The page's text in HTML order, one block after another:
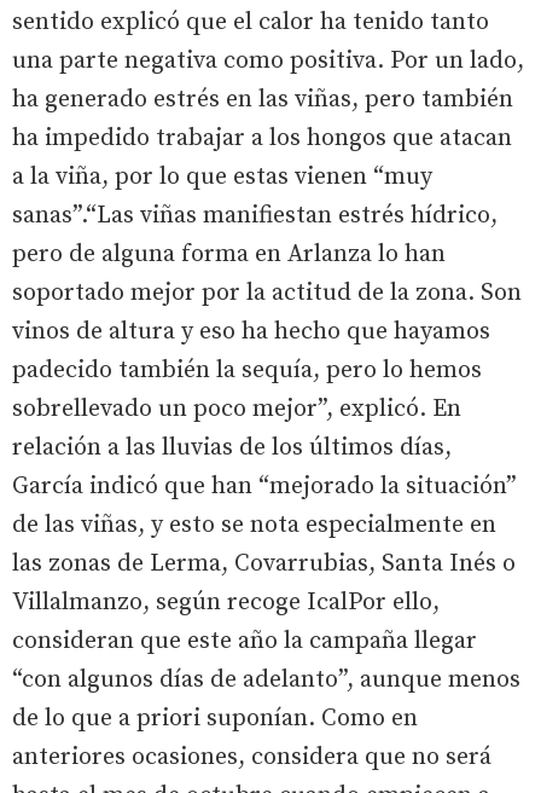
sentido explicó que el calor ha tenido tanto
una parte negativa como positiva. Por un lado,
ha generado estrés en las viñas, pero también
ha impedido trabajar a los hongos que atacan
a la viña, por lo que estas vienen “muy
sanas”.“Las viñas manifiestan estrés hídrico,
pero de alguna forma en Arlanza lo han
soportado mejor por la actitud de la zona. Son
vinos de altura y eso ha hecho que hayamos
padecido también la sequía, pero lo hemos
sobrellevado un poco mejor”, explicó. En
relación a las lluvias de los últimos días,
García indicó que han “mejorado la situación”
de las viñas, y esto se nota especialmente en
las zonas de Lerma, Covarrubias, Santa Inés o
Villalmanzo, según recoge IcalPor ello,
consideran que este año la campaña llegar
“con algunos días de adelanto”, aunque menos
de lo que a priori suponían. Como en
anteriores ocasiones, considera que no será